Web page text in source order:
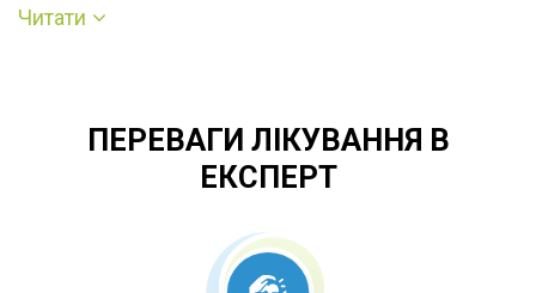
найбільш поширені проблеми у жінок:
ендометріоз, міома матки, кісти/пухлини
процеси/рубцювання, запальні
захворювання, безпліддя
Читати
ПЕРЕВАГИ ЛІКУВАННЯ В
ЕКСПЕРТ